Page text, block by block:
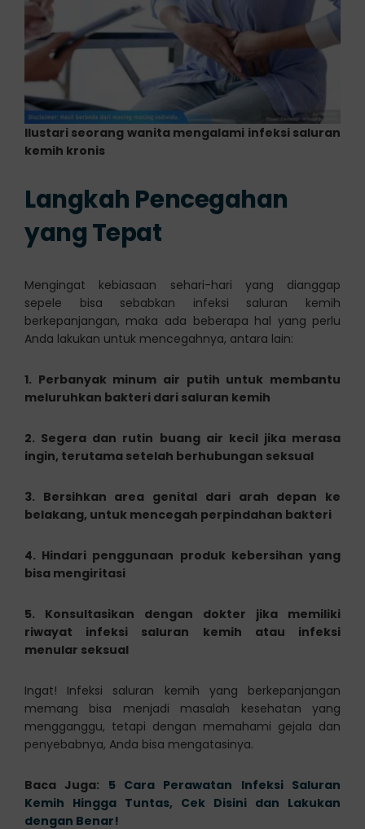
Ilustari seorang wanita mengalami infeksi saluran
kemih kronis
Langkah Pencegahan
yang Tepat
Mengingat kebiasaan sehari-hari yang dianggap
sepele bisa sebabkan infeksi saluran kemih
berkepanjangan, maka ada beberapa hal yang perlu
Anda lakukan untuk mencegahnya, antara lain:
1. Perbanyak minum air putih untuk membantu
meluruhkan bakteri dari saluran kemih
2. Segera dan rutin buang air kecil jika merasa
ingin, terutama setelah berhubungan seksual
3. Bersihkan area genital dari arah depan ke
belakang, untuk mencegah perpindahan bakteri
4. Hindari penggunaan produk kebersihan yang
bisa mengiritasi
5. Konsultasikan dengan dokter jika memiliki
riwayat infeksi saluran kemih atau infeksi
menular seksual
Ingat! Infeksi saluran kemih yang berkepanjangan
memang bisa menjadi masalah kesehatan yang
mengganggu, tetapi dengan memahami gejala dan
penyebabnya, Anda bisa mengatasinya.
Baca Juga: 5 Cara Perawatan Infeksi Saluran
Kemih Hingga Tuntas, Cek Disini dan Lakukan
dengan Benar!